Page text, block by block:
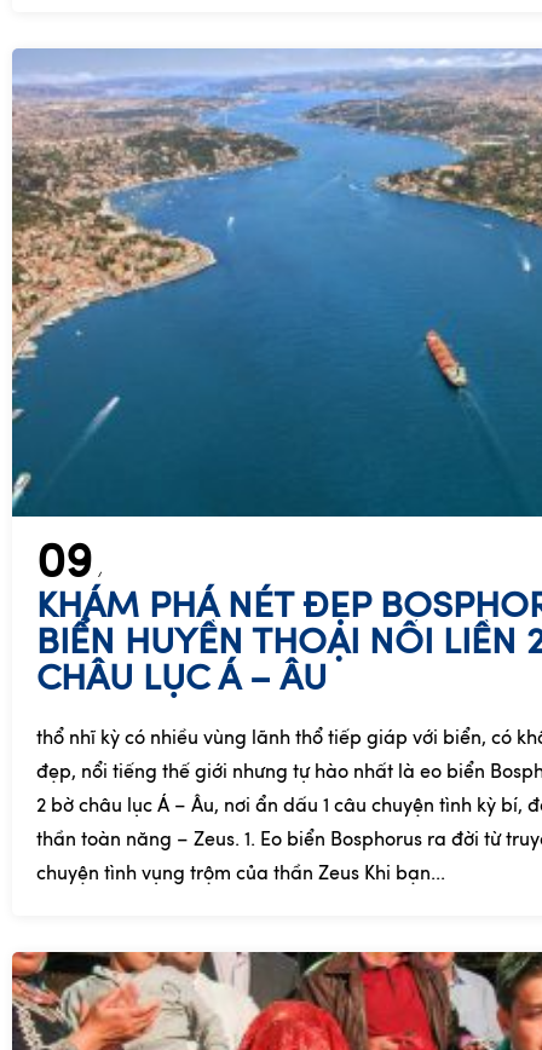
09
KHÁM PHÁ NÉT ĐẸP
BIỂN HUYỀN THOẠI NỐI LIỀN
CHÂU LỤC Á – ÂU
thổ nhĩ kỳ có nhiều vùng lãnh thổ tiếp giáp với biển, có
đẹp, nổi tiếng thế giới nhưng tự hào nhất là eo biển
2 bờ châu lục Á – Âu, nơi ẩn dấu 1 câu chuyện tình kỳ bí,
thần toàn năng – Zeus. 1. Eo biển Bosphorus ra đời từ
chuyện tình vụng trộm của thần Zeus Khi bạn...